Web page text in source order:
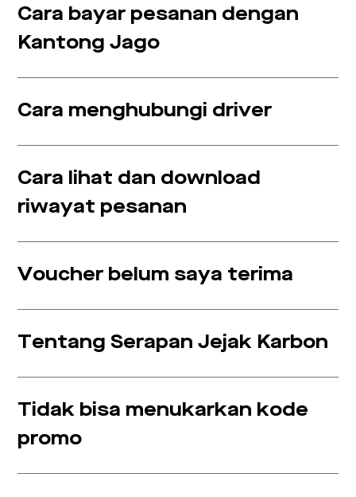
Cara bayar pesanan dengan
Kantong Jago
Cara menghubungi driver
Cara lihat dan download
riwayat pesanan
Voucher belum saya terima
Tentang Serapan Jejak Karbon
Tidak bisa menukarkan kode
promo